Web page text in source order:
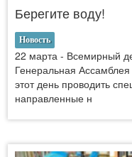
Берегите воду!
Новость
22 марта - Всемирный
Генеральная
этот день проводить
направленные н